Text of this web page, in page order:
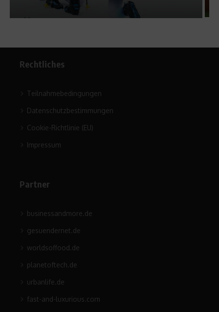
Rechtliches
Teilnahmebedingungen
Datenschutzbestimmungen
Cookie-Richtlinie (EU)
Impressum
Partner
businessandmore.de
gesuendernet.de
worldsoffood.de
planetoftech.de
urbanlife.de
fast-and-luxurious.com